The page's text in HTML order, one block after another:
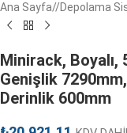
Ana Sayfa/ Depolama
Minirack, Boyalı,
Genişlik
Derinlik 600mm